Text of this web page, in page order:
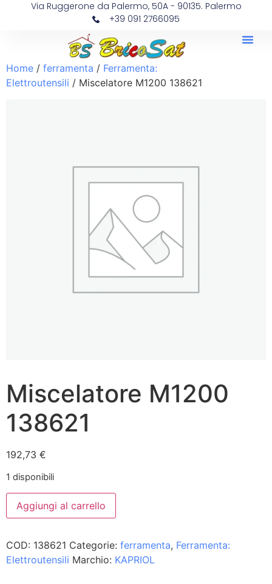
Via Ruggerone da Palermo, 50A - 90135. Palermo
+39 091 2766095
Home / ferramenta / Ferramenta:
Elettroutensili / Miscelatore M1200 138621
Miscelatore M1200
138621
192,73 €
1 disponibili
Aggiungi al carrello
COD: 138621 Categorie: ferramenta, Ferramenta:
Elettroutensili Marchio: KAPRIOL